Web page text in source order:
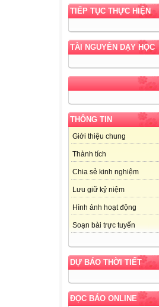
TIẾP TỤC THỰC HIỆN
TÀI NGUYÊN DẠY HỌC
THÔNG TIN
Giới thiệu chung
Thành tích
Chia sẻ kinh nghiệm
Lưu giữ kỷ niệm
Hình ảnh hoạt động
Soạn bài trực tuyến
DỰ BÁO THỜI TIẾT
ĐỌC BÁO ONLINE